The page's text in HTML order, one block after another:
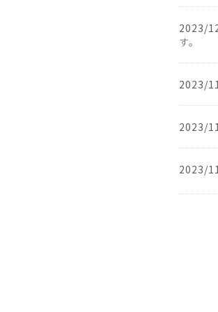
2023/
す。
2023/
2023/
2023/